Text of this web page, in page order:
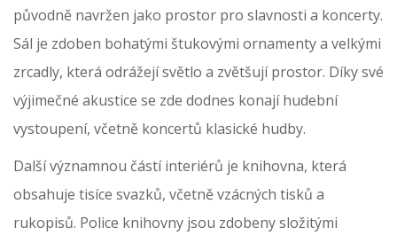
původně navržen jako prostor pro slavnosti a koncerty.
Sál je zdoben bohatými štukovými ornamenty a velkými
zrcadly, která odrážejí světlo a zvětšují prostor. Díky své
výjimečné akustice se zde dodnes konají hudební
vystoupení, včetně koncertů klasické hudby.
Další významnou částí interiérů je knihovna, která
obsahuje tisíce svazků, včetně vzácných tisků a
rukopisů. Police knihovny jsou zdobeny složitými